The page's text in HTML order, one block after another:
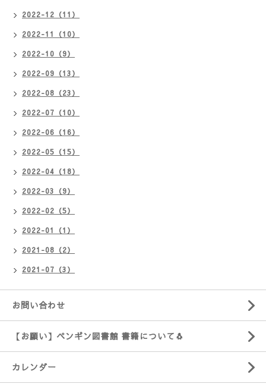
2022-12（11）
2022-11（10）
2022-10（9）
2022-09（13）
2022-08（23）
2022-07（10）
2022-06（16）
2022-05（15）
2022-04（18）
2022-03（9）
2022-02（5）
2022-01（1）
2021-08（2）
2021-07（3）
お問い合わせ
【お願い】ペンギン図書館 書籍について🐧
カレンダー